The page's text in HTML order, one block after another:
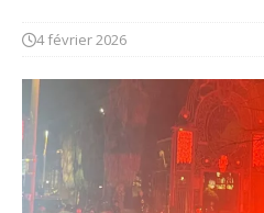
4 février 2026